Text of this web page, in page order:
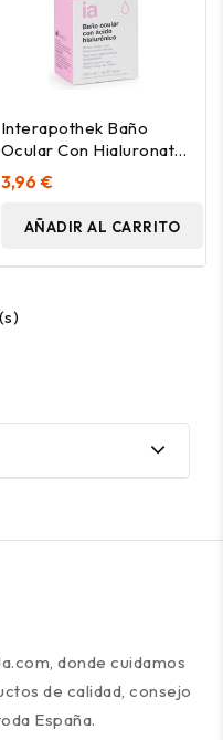
Interapothek Baño
Ocular Con Hialuronato
Sodico 100Ml
3,96 €
AÑADIR AL CARRITO
donde cuidamos
de calidad, consejo
España.